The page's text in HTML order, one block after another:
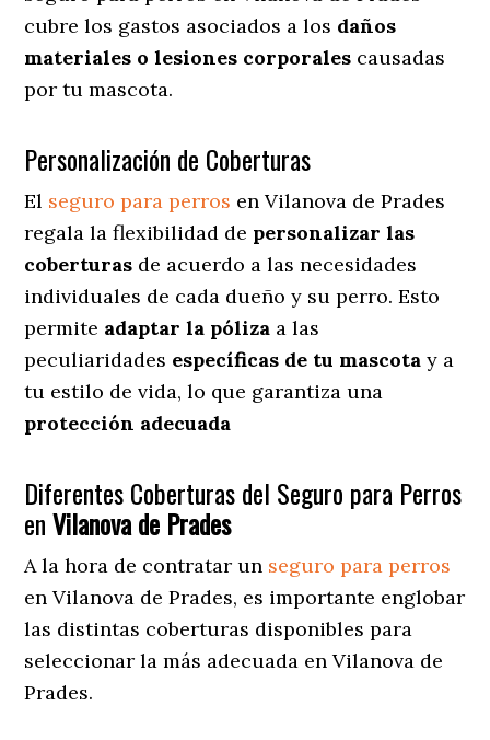
cubre los gastos asociados a los daños
materiales o lesiones corporales causadas
por tu mascota.
Personalización de Coberturas
El seguro para perros en Vilanova de Prades
regala la flexibilidad de personalizar las
coberturas de acuerdo a las necesidades
individuales de cada dueño y su perro. Esto
permite adaptar la póliza a las
peculiaridades específicas de tu mascota y a
tu estilo de vida, lo que garantiza una
protección adecuada
Diferentes Coberturas del Seguro para Perros
en Vilanova de Prades
A la hora de contratar un seguro para perros
en Vilanova de Prades, es importante englobar
las distintas coberturas disponibles para
seleccionar la más adecuada en Vilanova de
Prades.